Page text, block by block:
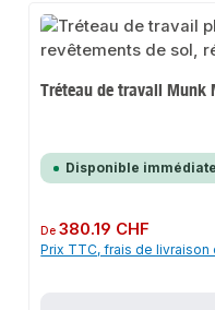
Tréteau de travail Munk
Disponible
Prix régulier :
De380.19 CHF
Prix TTC, frais de livraison